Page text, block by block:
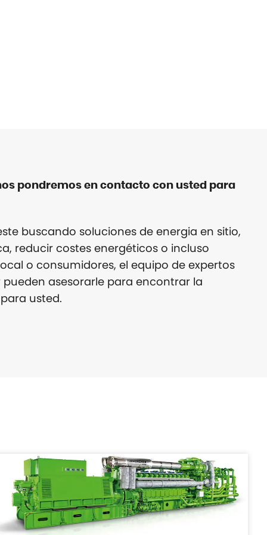
pondremos en contacto con usted para
buscando soluciones de energia en sitio,
reducir costes energéticos o incluso
o consumidores, el equipo de expertos
asesorarle para encontrar la
usted.